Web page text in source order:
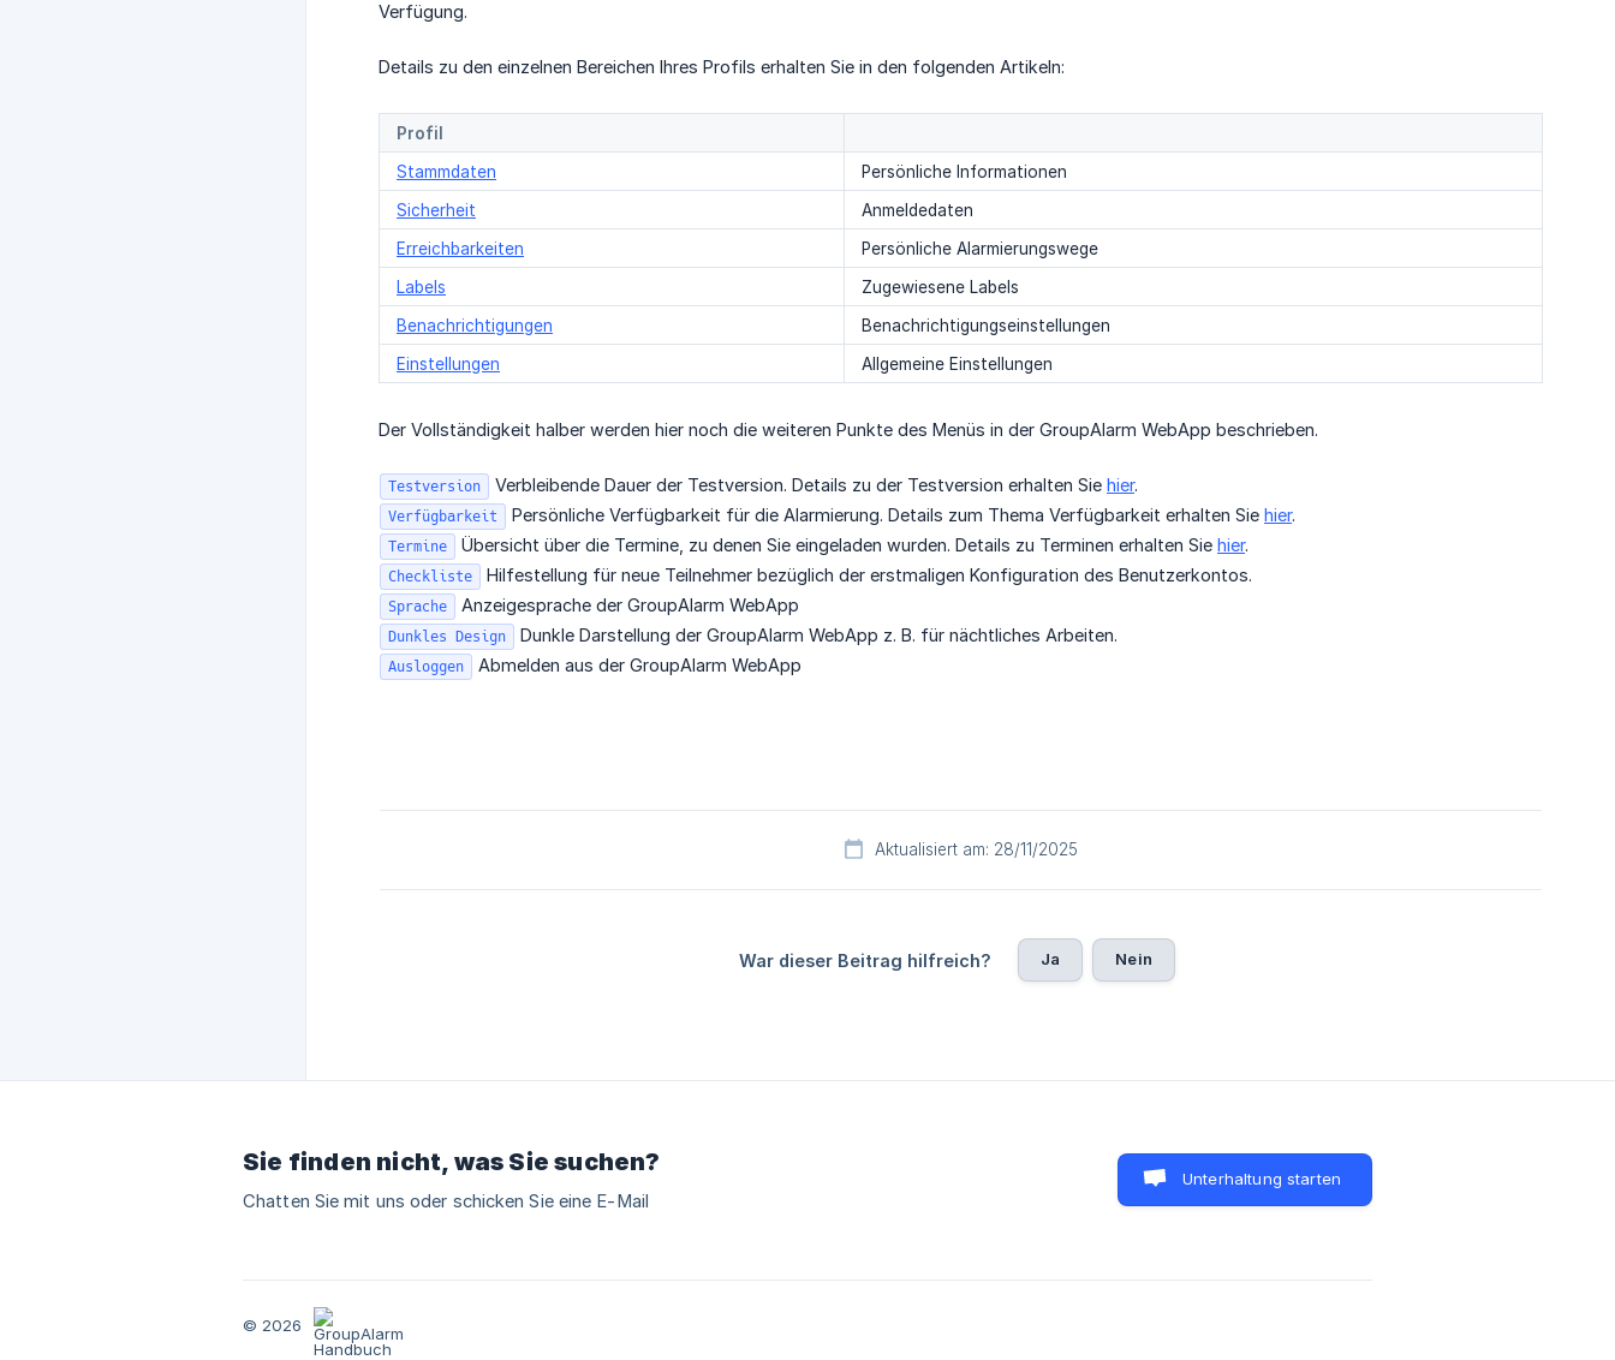
Verfügung.
Details zu den einzelnen Bereichen Ihres Profils erhalten Sie in den folgenden Artikeln:
Profil
Stammdaten
Persönliche Informationen
Sicherheit
Anmeldedaten
Erreichbarkeiten
Persönliche Alarmierungswege
Labels
Zugewiesene Labels
Benachrichtigungen
Benachrichtigungseinstellungen
Einstellungen
Allgemeine Einstellungen
Der Vollständigkeit halber werden hier noch die weiteren Punkte des Menüs in der GroupAlarm WebApp beschrieben.
Testversion Verbleibende Dauer der Testversion. Details zu der Testversion erhalten Sie hier.
Verfügbarkeit Persönliche Verfügbarkeit für die Alarmierung. Details zum Thema Verfügbarkeit erhalten Sie hier.
Termine Übersicht über die Termine, zu denen Sie eingeladen wurden. Details zu Terminen erhalten Sie hier.
Checkliste Hilfestellung für neue Teilnehmer bezüglich der erstmaligen Konfiguration des Benutzerkontos.
Sprache Anzeigesprache der GroupAlarm WebApp
Dunkles Design Dunkle Darstellung der GroupAlarm WebApp z. B. für nächtliches Arbeiten.
Ausloggen Abmelden aus der GroupAlarm WebApp
Aktualisiert am: 28/11/2025
War dieser Beitrag hilfreich? Ja Nein
Sie finden nicht, was Sie suchen?
Chatten Sie mit uns oder schicken Sie eine E-Mail
Unterhaltung starten
© 2026